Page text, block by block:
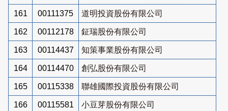
161 00111375 道明投資股份有限公司
162 00112178 鉦瑞股份有限公司
163 00114437 知策事業股份有限公司
164 00114470 創弘股份有限公司
165 00115338 聯雄國際投資股份有限公司
166 00115581 小豆芽股份有限公司